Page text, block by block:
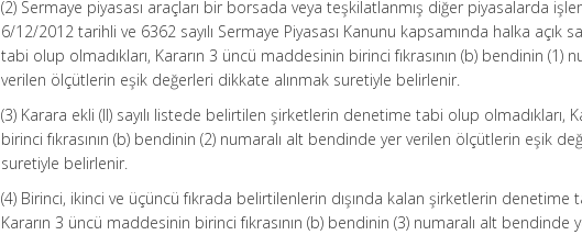
(2) Sermaye piyasası araçları bir borsada veya teşkilatlanmış diğer piyasalarda
6/12/2012 tarihli ve 6362 sayılı Sermaye Piyasası Kanunu kapsamında halka açık
tabi olup olmadıkları, Kararın 3 üncü maddesinin birinci fıkrasının (b) bendinin (1)
verilen ölçütlerin eşik değerleri dikkate alınmak suretiyle belirlenir.
(3) Karara ekli (II) sayılı listede belirtilen şirketlerin denetime tabi olup olmadıkları,
birinci fıkrasının (b) bendinin (2) numaralı alt bendinde yer verilen ölçütlerin eşik
suretiyle belirlenir.
(4) Birinci, ikinci ve üçüncü fıkrada belirtilenlerin dışında kalan şirketlerin denetime
Kararın 3 üncü maddesinin birinci fıkrasının (b) bendinin (3) numaralı alt